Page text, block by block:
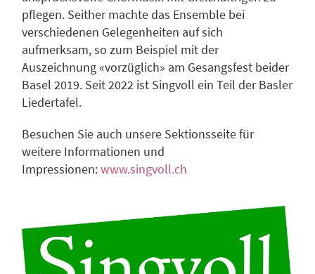
pflegen. Seither machte das Ensemble bei
verschiedenen Gelegenheiten auf sich
aufmerksam, so zum Beispiel mit der
Auszeichnung «vorzüglich» am Gesangsfest beider
Basel 2019. Seit 2022 ist Singvoll ein Teil der Basler
Liedertafel.
Besuchen Sie auch unsere Sektionsseite für
weitere Informationen und
Impressionen:www.singvoll.ch